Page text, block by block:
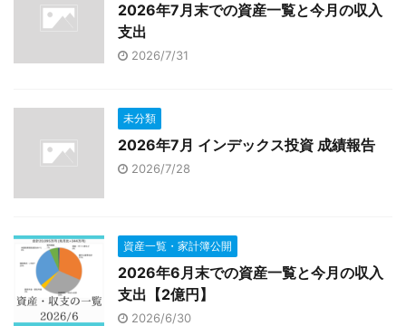
2026年7月末での資産一覧と今月の収入
支出
2026/7/31
未分類
2026年7月 インデックス投資 成績報告
2026/7/28
資産一覧・家計簿公開
2026年6月末での資産一覧と今月の収入
支出【2億円】
2026/6/30